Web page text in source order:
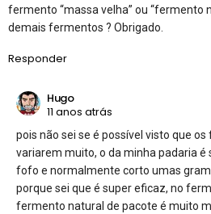
fermento “massa velha” ou “fermento
demais fermentos ? Obrigado.
Responder
Hugo
11 anos atrás
pois não sei se é possível visto que
variarem muito, o da minha padaria
fofo e normalmente corto umas
porque sei que é super eficaz, no
fermento natural de pacote é muito